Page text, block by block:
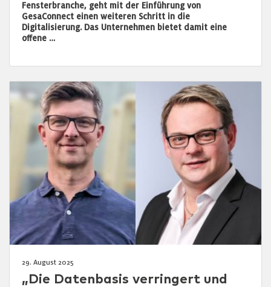
Fensterbranche, geht mit der Einführung von
GesaConnect einen weiteren Schritt in die
Digitalisierung. Das Unternehmen bietet damit eine
offene …
29. August 2025
„Die Datenbasis verringert und